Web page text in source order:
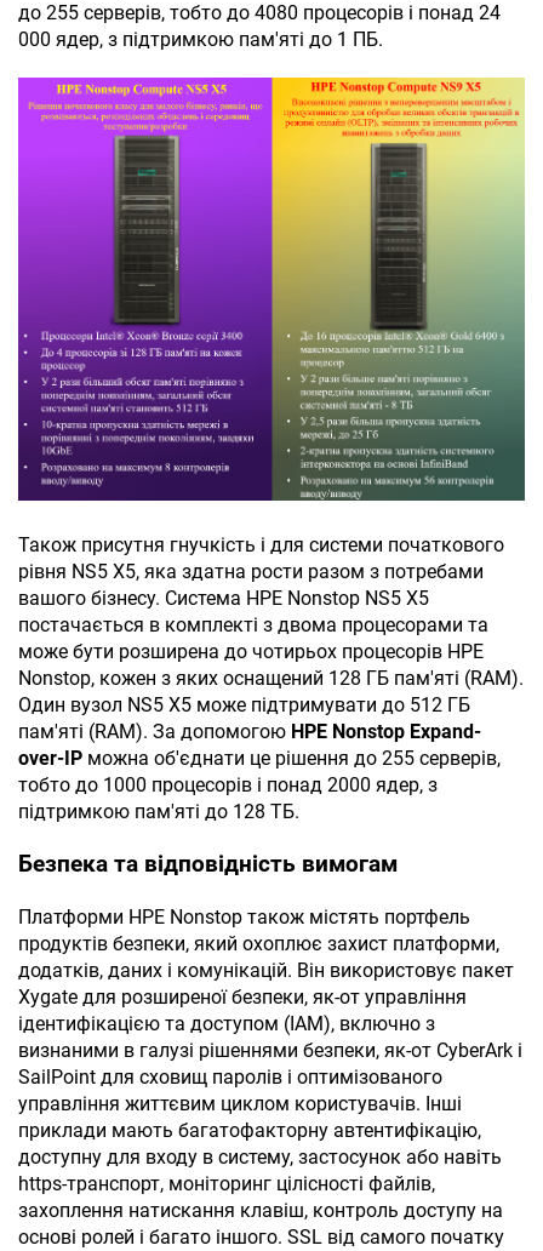
до 255 серверів, тобто до 4080 процесорів і понад 24
000 ядер, з підтримкою пам'яті до 1 ПБ.
Також присутня гнучкість і для системи початкового
рівня NS5 X5, яка здатна рости разом з потребами
вашого бізнесу. Система HPE Nonstop NS5 X5
постачається в комплекті з двома процесорами та
може бути розширена до чотирьох процесорів HPE
Nonstop, кожен з яких оснащений 128 ГБ пам'яті (RAM).
Один вузол NS5 X5 може підтримувати до 512 ГБ
пам'яті (RAM). За допомогою HPE Nonstop Expand-
over-IP можна об'єднати це рішення до 255 серверів,
тобто до 1000 процесорів і понад 2000 ядер, з
підтримкою пам'яті до 128 ТБ.
Безпека та відповідність вимогам
Платформи HPE Nonstop також містять портфель
продуктів безпеки, який охоплює захист платформи,
додатків, даних і комунікацій. Він використовує пакет
Xygate для розширеної безпеки, як-от управління
ідентифікацією та доступом (IAM), включно з
визнаними в галузі рішеннями безпеки, як-от CyberArk і
SailPoint для сховищ паролів і оптимізованого
управління життєвим циклом користувачів. Інші
приклади мають багатофакторну автентифікацію,
доступну для входу в систему, застосунок або навіть
https-транспорт, моніторинг цілісності файлів,
захоплення натискання клавіш, контроль доступу на
основі ролей і багато іншого. SSL від самого початку